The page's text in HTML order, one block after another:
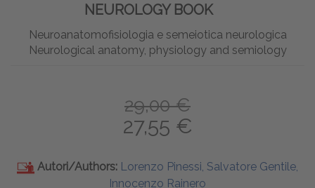
NEUROLOGY BOOK
Neuroanatomofisiologia e semeiotica neurologica
Neurological anatomy, physiology and semiology
29,00 €
27,55 €
Autori/Authors: Lorenzo Pinessi, Salvatore Gentile,
Innocenzo Rainero